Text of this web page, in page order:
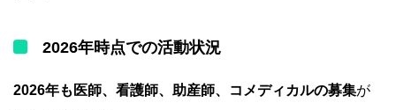
2026年時点での活動状況
2026年も医師、看護師、助産師、コメディカルの募集が